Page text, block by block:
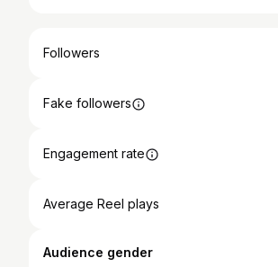
Followers
Fake followers
Engagement rate
Average Reel plays
Audience gender